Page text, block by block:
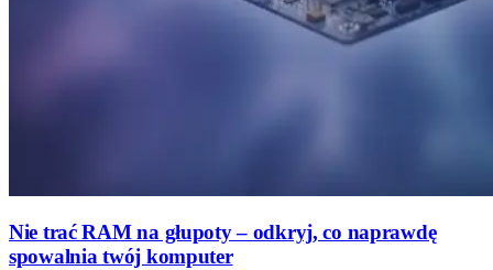
Nie trać RAM na głupoty – odkryj, co naprawdę
spowalnia twój komputer